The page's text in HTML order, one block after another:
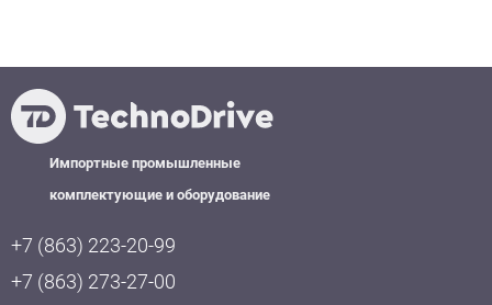
Импортные промышленные
комплектующие и оборудование
+7 (863) 223-20-99
+7 (863) 273-27-00